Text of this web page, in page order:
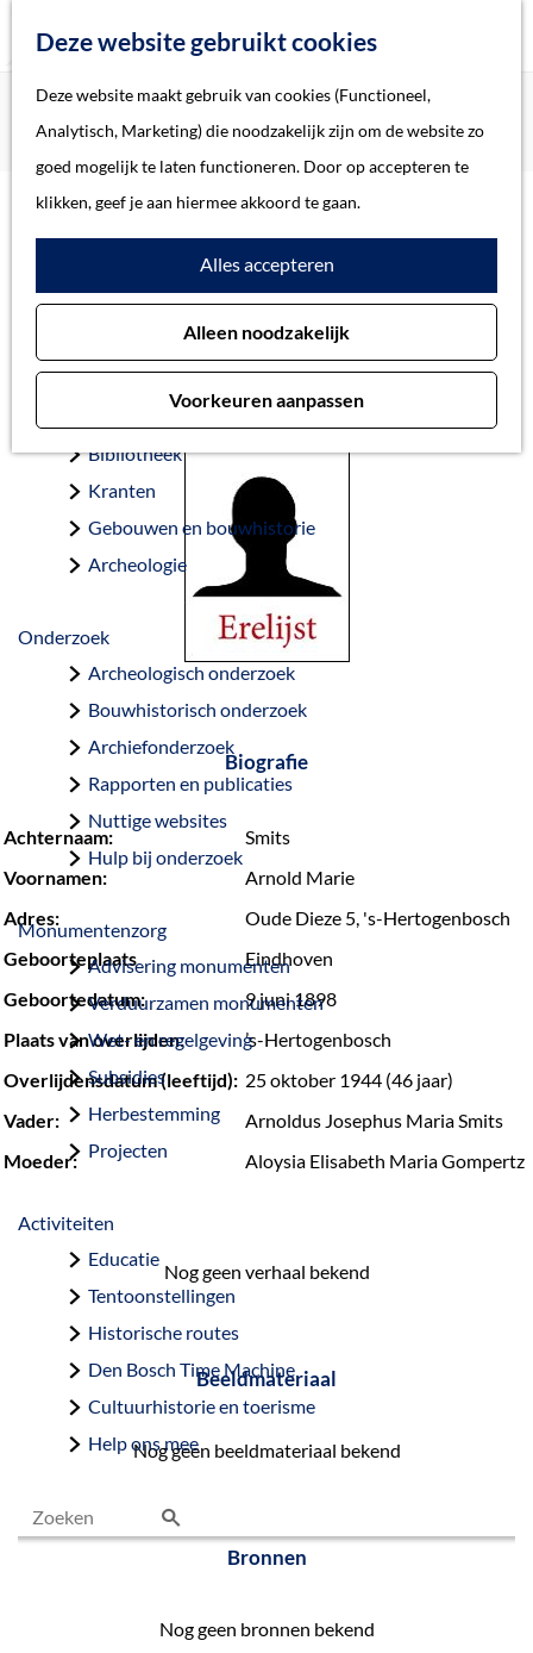
Deze website gebruikt cookies
Deze website maakt gebruik van cookies (Functioneel,
Analytisch, Marketing) die noodzakelijk zijn om de website zo
goed mogelijk te laten functioneren. Door op accepteren te
klikken, geef je aan hiermee akkoord te gaan.
Alles accepteren
Alleen noodzakelijk
Voorkeuren aanpassen
k
e
Home
Verhalen
Thema
Soort object
Collecties
Beeld en geluid
Bibliotheek
Kranten
Gebouwen en bouwhistorie
Archeologie
Onderzoek
Archeologisch onderzoek
Bouwhistorisch onderzoek
Archiefonderzoek
Rapporten en publicaties
Nuttige websites
Hulp bij onderzoek
Monumentenzorg
Advisering monumenten
Verduurzamen monumenten
Wet- en regelgeving
Subsidies
Herbestemming
Projecten
Activiteiten
Educatie
Tentoonstellingen
Historische routes
Den Bosch Time Machine
Cultuurhistorie en toerisme
Help ons mee
e
Home
Oorlogsslachtoffers 's-Hertogenbosch
Smits, Arnold Marie
Smits, Arnold Marie
Eindhoven 9-6-1898 — ’s-Hertogenbosch 25-10-1944
Biografie
Achternaam:
Smits
Voornamen:
Arnold Marie
Adres:
Oude Dieze 5, 's-Hertogenbosch
Geboorteplaats
Eindhoven
Geboortedatum:
9 juni 1898
Plaats van overlijden:
’s-Hertogenbosch
Overlijdensdatum (leeftijd): 25 oktober 1944 (46 jaar)
Vader:
Arnoldus Josephus Maria Smits
Moeder:
Aloysia Elisabeth Maria Gompertz
Nog geen verhaal bekend
Beeldmateriaal
Nog geen beeldmateriaal bekend
Bronnen
Nog geen bronnen bekend